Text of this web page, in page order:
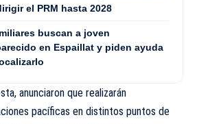
el PRM hasta 2028
buscan a joven
en Espaillat y piden ayuda
anunciaron que realizarán
pacíficas en distintos puntos de